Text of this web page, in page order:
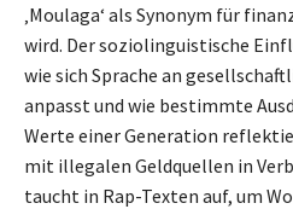
‚Moulaga‘ als Synonym für
wird. Der soziolinguistische
wie sich Sprache an
anpasst und wie bestimmte
Werte einer Generation
mit illegalen Geldquellen in
taucht in Rap-Texten auf, um